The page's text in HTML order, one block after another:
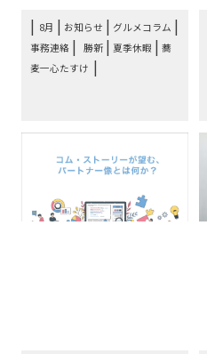
8月 | お知らせ | グルメコラム |
事務連絡 | 勝新 | 夏季休暇 |蕎
麦一心たすけ